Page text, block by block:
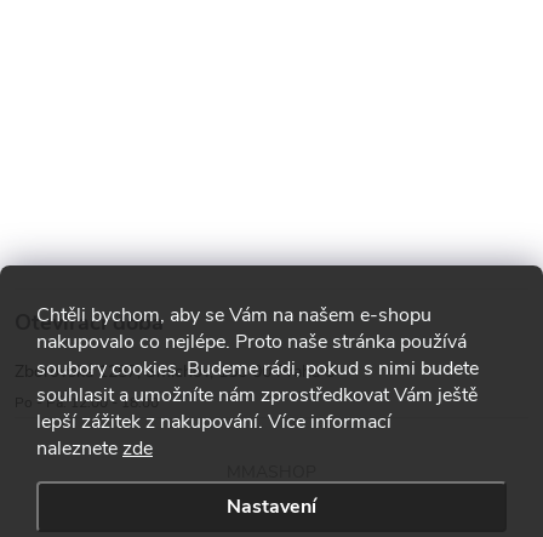
Chtěli bychom, aby se Vám na našem e-shopu
nakupovalo co nejlépe. Proto naše stránka používá
soubory cookies. Budeme rádi, pokud s nimi budete
souhlasit a umožníte nám zprostředkovat Vám ještě
lepší zážitek z nakupování. Více informací
naleznetezde
Nastavení
Otevírací doba
Zborovská 1287, Smíchov, 150 00 Praha 5
Po - Pá: 12:00 - 18:00